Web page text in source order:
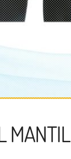
MANTIL